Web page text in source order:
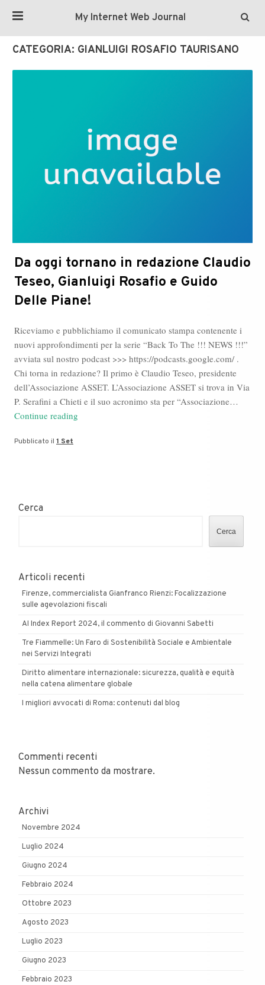
My Internet Web Journal
CATEGORIA: GIANLUIGI ROSAFIO TAURISANO
Da oggi tornano in redazione Claudio
Teseo, Gianluigi Rosafio e Guido
Delle Piane!
Riceviamo e pubblichiamo il comunicato stampa contenente i
nuovi approfondimenti per la serie “Back To The !!! NEWS !!!”
avviata sul nostro podcast >>> https://podcasts.google.com/ .
Chi torna in redazione? Il primo è Claudio Teseo, presidente
dell’Associazione ASSET. L’Associazione ASSET si trova in Via
P. Serafini a Chieti e il suo acronimo sta per “Associazione…
Continue reading
Delle
Pubblicato il 1 Set
Cerca
Cerca
Articoli recenti
Firenze, commercialista Gianfranco Rienzi: Focalizzazione
sulle agevolazioni fiscali
AI Index Report 2024, il commento di Giovanni Sabetti
Tre Fiammelle: Un Faro di Sostenibilità Sociale e Ambientale
nei Servizi Integrati
Diritto alimentare internazionale: sicurezza, qualità e equità
nella catena alimentare globale
I migliori avvocati di Roma: contenuti dal blog
Commenti recenti
Nessun commento da mostrare.
Archivi
Novembre 2024
Luglio 2024
Giugno 2024
Febbraio 2024
Ottobre 2023
Agosto 2023
Luglio 2023
Giugno 2023
Febbraio 2023